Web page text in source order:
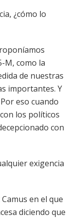
¿cómo lo
M, como la
de nuestras
importantes. Y
eso cuando
los políticos
con
exigencia
en el que
diciendo que